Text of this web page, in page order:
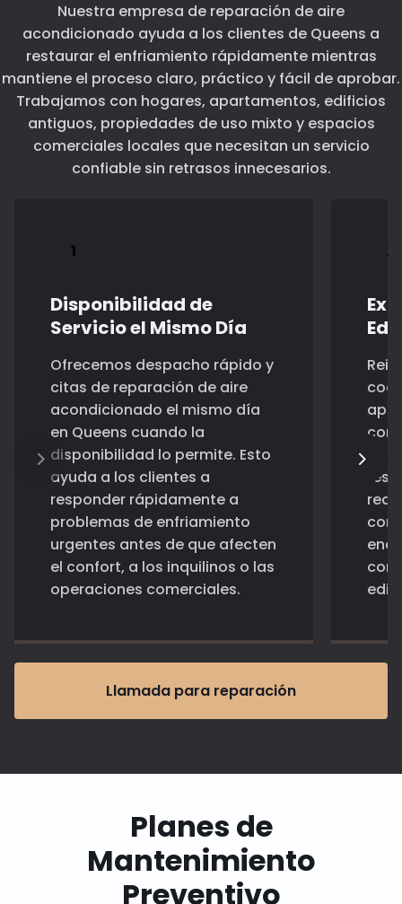
Nuestra empresa de reparación de aire
acondicionado ayuda a los clientes de Queens a
restaurar el enfriamiento rápidamente mientras
mantiene el proceso claro, práctico y fácil de aprobar.
Trabajamos con hogares, apartamentos, edificios
antiguos, propiedades de uso mixto y espacios
comerciales locales que necesitan un servicio
confiable sin retrasos innecesarios.
Disponibilidad de
Servicio el Mismo Día
Ofrecemos despacho rápido y
citas de reparación de aire
acondicionado el mismo día
en Queens cuando la
disponibilidad lo permite. Esto
ayuda a los clientes a
responder rápidamente a
problemas de enfriamiento
urgentes antes de que afecten
el confort, a los inquilinos o las
operaciones comerciales.
con
Llamada para reparación
Planes de
Mantenimiento
Preventivo